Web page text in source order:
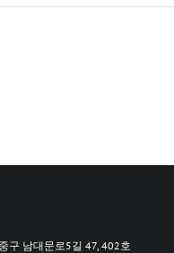
구 남대문로5길 47, 402호